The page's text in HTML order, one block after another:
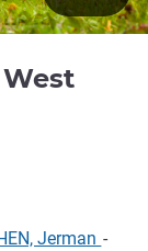
Jerman -